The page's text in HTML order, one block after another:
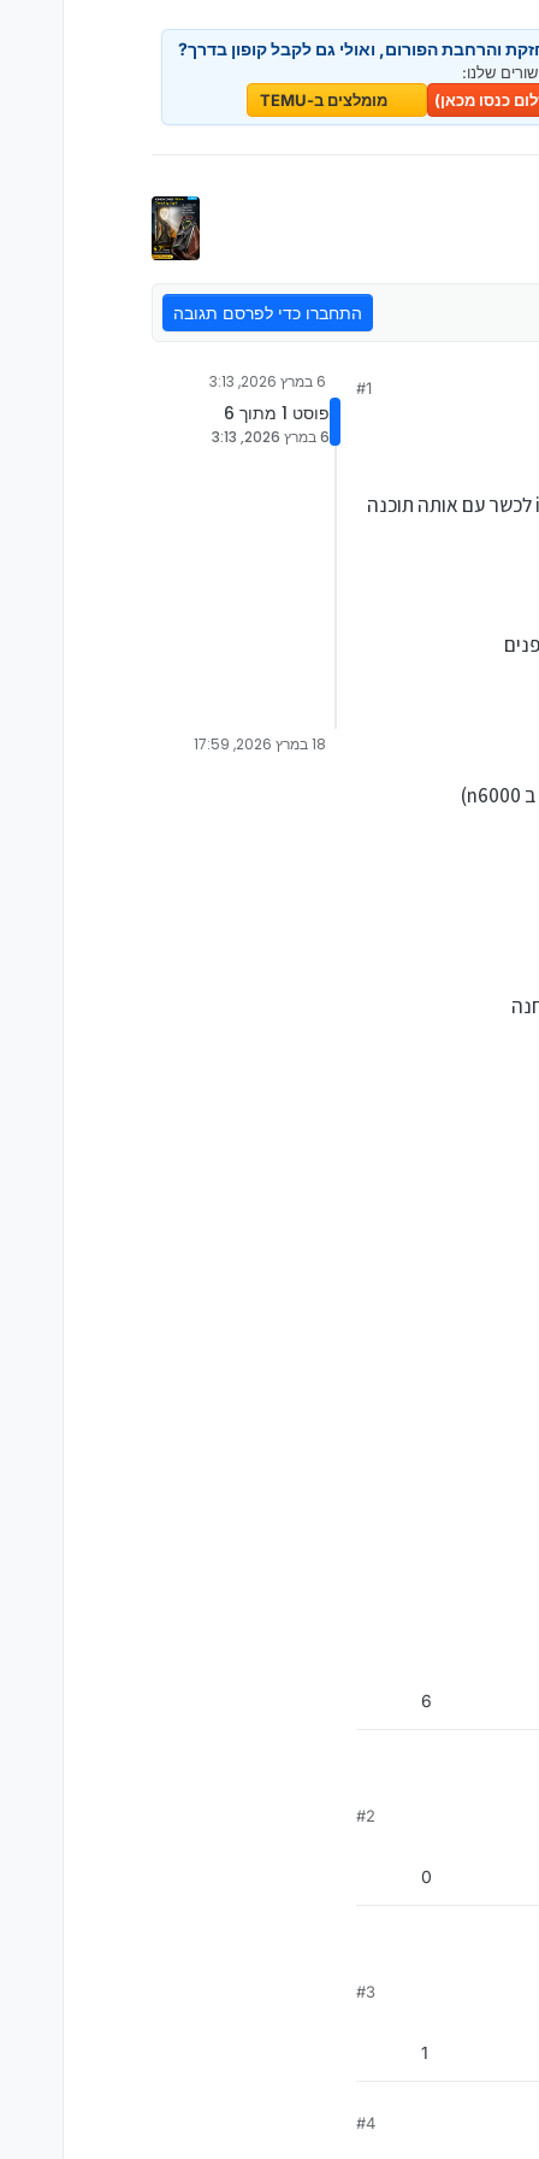
והרחבת הפורום, ואולי גם לקבל קופון בדרך?
שלנו:
כנסו מכאן)
מומלצים ב-TEMU
התחברו כדי לפרסם תגובה
#1
בסה"כ קניתי את הגירסה של ה128 gb ב370 ש"ח (אחרי קופונים) אני חושב שהוא שווה כל שקל, הצלחתי לשנות imei לכשר עם אותה תוכנה
6
#2
0
#3
1
#4
6 במרץ 2026, 3:13
פוסט 1 מתוך 6
6 במרץ 2026, 3:13
18 במרץ 2026, 17:59